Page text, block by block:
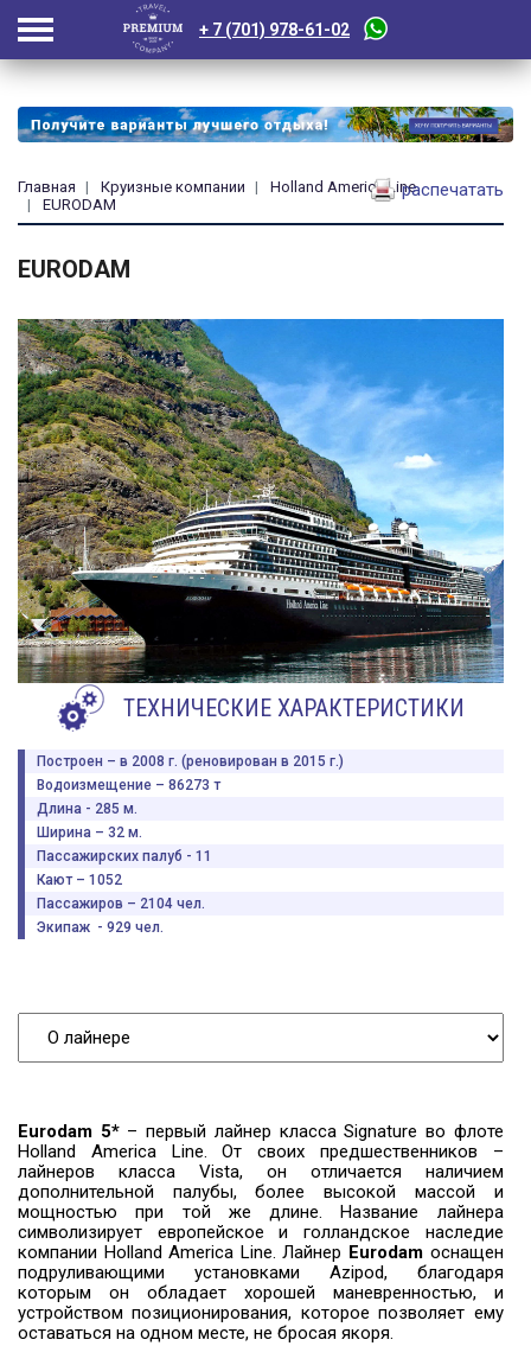
+ 7 (701) 978-61-02
Главная Круизные компании
Holland America Line
EURODAM
распечатать
EURODAM
ТЕХНИЧЕСКИЕ ХАРАКТЕРИСТИКИ
Построен – в 2008 г. (реновирован в 2015 г.)
Водоизмещение – 86273 т
Длина - 285 м.
Ширина – 32 м.
Пассажирских палуб - 11
Кают – 1052
Пассажиров – 2104 чел.
Экипаж - 929 чел.
Eurodam 5*– первый лайнер класса Signature во флоте
Holland America Line. От своих предшественников –
лайнеров класса Vista, он отличается наличием
дополнительной палубы, более высокой массой и
мощностью при той же длине. Название лайнера
символизирует европейское и голландское наследие
компании Holland America Line. Лайнер Eurodam оснащен
подруливающими установками Azipod, благодаря
которым он обладает хорошей маневренностью, и
устройством позиционирования, которое позволяет ему
оставаться на одном месте, не бросая якоря.